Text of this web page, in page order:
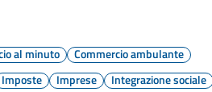
al minuto
Commercio ambulante
Imposte Imprese
Integrazione sociale